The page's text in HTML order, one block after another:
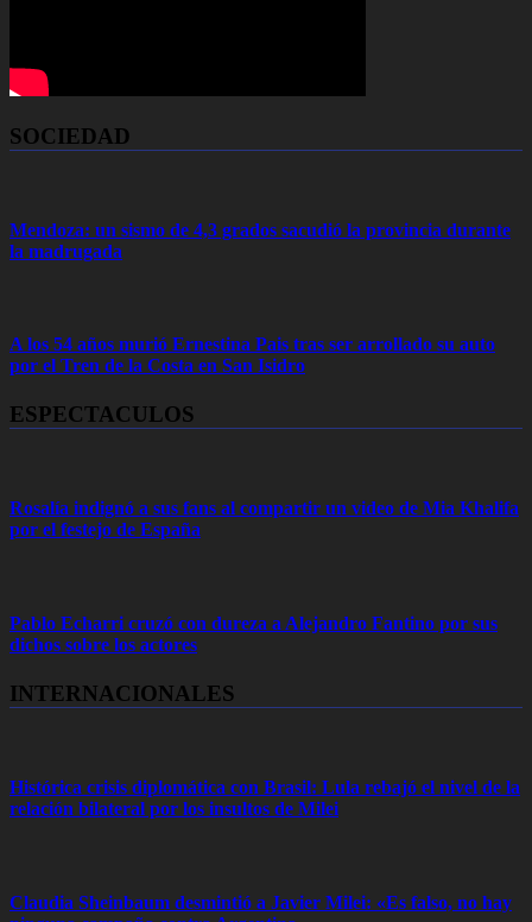
SOCIEDAD
Mendoza: un sismo de 4,3 grados sacudió la provincia durante
la madrugada
A los 54 años murió Ernestina Pais tras ser arrollado su auto
por el Tren de la Costa en San Isidro
ESPECTACULOS
Rosalía indignó a sus fans al compartir un video de Mia Khalifa
por el festejo de España
Pablo Echarri cruzó con dureza a Alejandro Fantino por sus
dichos sobre los actores
INTERNACIONALES
Histórica crisis diplomática con Brasil: Lula rebajó el nivel de la
relación bilateral por los insultos de Milei
Claudia Sheinbaum desmintió a Javier Milei: «Es falso, no hay